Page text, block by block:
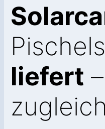
liefert